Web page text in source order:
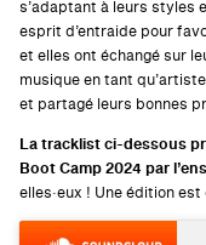
s’adaptant à leurs styles
esprit d’entraide pour
et elles ont échangé sur
musique en tant
et partagé leurs bonnes
La tracklist ci-dessous
Boot Camp 2024 par
elles·eux ! Une édition